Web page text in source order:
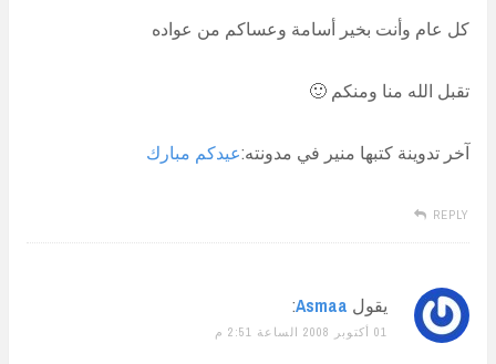
كل عام وأنت بخير أسامة وعساكم من عواده
تقبل الله منا ومنكم 🙂
آخر تدوينة كتبها منير في مدونته:عيدكم مبارك
REPLY
يقول Asmaa
:
01 أكتوبر 2008 الساعة 2:51 م